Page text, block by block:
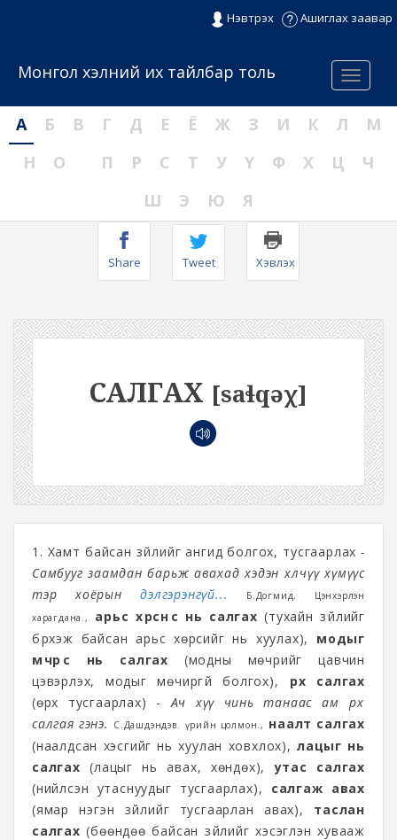
Нэвтрэх Ашиглах заавар
Menu
Монгол хэлний их тайлбар толь
А Б В Г Д Е Ё Ж З И К Л
М
Н
О П Р С Т У Ү Ф Х Ц
Ч
Ш
Э Ю Я
Share Tweet Хэвлэх
САЛГАХ [saɬqəχ]
1. Хамт байсан зүйлийг ангид болгох, тусгаарлах -
Самбууг заамдан барьж авахад хэдэн хөлчүү хүмүүс
тэр хоёрындэлгэрэнгүй...
Б.Догмид. Цэнхэрлэн
харагдана.,
арьс хөрснөөс нь салгах (тухайн зүйлийг
бүрхэж байсан арьс хөрсийг нь хуулах), модыг
мөчрөөс нь салгах (модны мөчрийг цавчин
цэвэрлэх, модыг мөчиргүй болгох), өрх салгах
(өрх тусгаарлах) -Ач хүү чинь танаас ам өрхөө
салгая гэнэ.
С.Дашдэндэв. Үүрийн цолмон., наалт салгах
(наалдсан хэсгийг нь хуулан ховхлох),лацыг нь
салгах (лацыг нь авах, хөндөх),утас салгах
(нийлсэн утаснуудыг тусгаарлах), салгаж авах
(ямар нэгэн зүйлийг тусгаарлан авах), таслан
салгах (бөөндөө байсан зүйлийг хэсэглэн хувааж